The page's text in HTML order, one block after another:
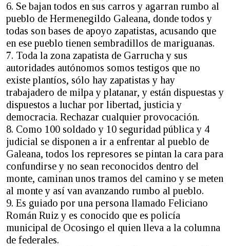
6. Se bajan todos en sus carros y agarran rumbo al
pueblo de Hermenegildo Galeana, donde todos y
todas son bases de apoyo zapatistas, acusando que
en ese pueblo tienen sembradillos de mariguanas.
7. Toda la zona zapatista de Garrucha y sus
autoridades autónomos somos testigos que no
existe plantíos, sólo hay zapatistas y hay
trabajadero de milpa y platanar, y están dispuestas y
dispuestos a luchar por libertad, justicia y
democracia. Rechazar cualquier provocación.
8. Como 100 soldado y 10 seguridad pública y 4
judicial se disponen a ir a enfrentar al pueblo de
Galeana, todos los represores se pintan la cara para
confundirse y no sean reconocidos dentro del
monte, caminan unos tramos del camino y se meten
al monte y así van avanzando rumbo al pueblo.
9. Es guiado por una persona llamado Feliciano
Román Ruiz y es conocido que es policía
municipal de Ocosingo el quien lleva a la columna
de federales.